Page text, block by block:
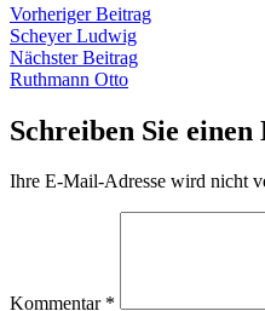
Beitragsnavigation
Vorheriger BeitragVorheriger
Scheyer Ludwig
Nächster BeitragNächster
Ruthmann Otto
Schreiben Sie
Ihre E-Mail-Adresse wird nicht
Kommentar *